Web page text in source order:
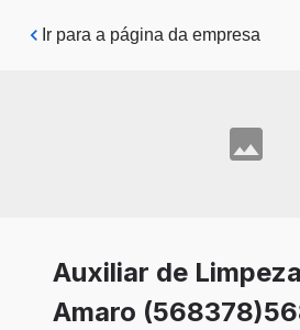
Pular para o conteúdo principal
Ir para a página da empresa
Auxiliar de
Amaro